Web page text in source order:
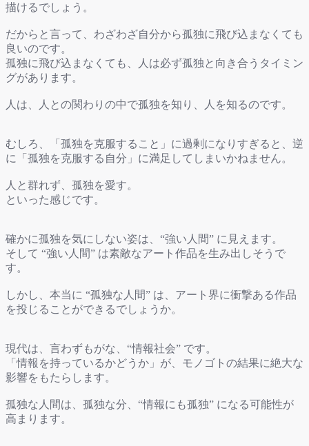
描けるでしょう。
だからと言って、わざわざ自分から孤独に飛び込まなくても
良いのです。
孤独に飛び込まなくても、人は必ず孤独と向き合うタイミン
グがあります。
人は、人との関わりの中で孤独を知り、人を知るのです。
むしろ、「孤独を克服すること」に過剰になりすぎると、逆
に「孤独を克服する自分」に満足してしまいかねません。
人と群れず、孤独を愛す。
といった感じです。
確かに孤独を気にしない姿は、“強い人間” に見えます。
そして “強い人間” は素敵なアート作品を生み出しそうで
す。
しかし、本当に “孤独な人間” は、アート界に衝撃ある作品
を投じることができるでしょうか。
現代は、言わずもがな、“情報社会” です。
「情報を持っているかどうか」が、モノゴトの結果に絶大な
影響をもたらします。
孤独な人間は、孤独な分、“情報にも孤独” になる可能性が
高まります。